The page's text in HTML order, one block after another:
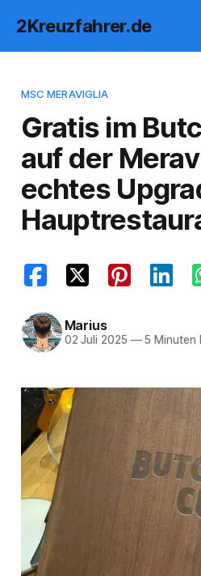
2Kreuzfahrer.de
MSC MERAVIGLIA
Gratis im
auf der
echtes
Marius
02 Juli 2025 —5 Minuten